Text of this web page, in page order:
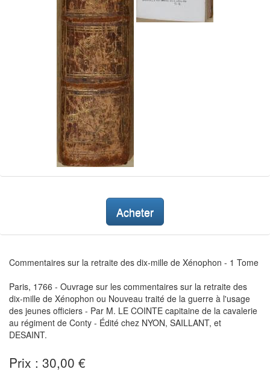
Acheter
Commentaires sur la retraite des dix-mille de Xénophon - 1 Tome
Paris, 1766 - Ouvrage sur les commentaires sur la retraite des
dix-mille de Xénophon ou Nouveau traité de la guerre à l'usage
des jeunes officiers - Par M. LE COINTE capitaine de la cavalerie
au régiment de Conty - Édité chez NYON, SAILLANT, et
DESAINT.
Prix : 30,00 €